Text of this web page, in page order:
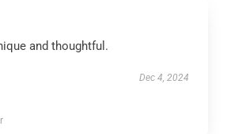
and thoughtful.
Dec 4, 2024